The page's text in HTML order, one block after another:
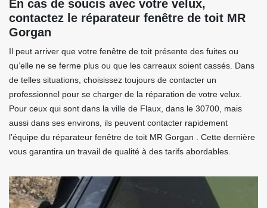
En cas de soucis avec votre velux,
contactez le réparateur fenêtre de toit MR
Gorgan
Il peut arriver que votre fenêtre de toit présente des fuites ou
qu’elle ne se ferme plus ou que les carreaux soient cassés. Dans
de telles situations, choisissez toujours de contacter un
professionnel pour se charger de la réparation de votre velux.
Pour ceux qui sont dans la ville de Flaux, dans le 30700, mais
aussi dans ses environs, ils peuvent contacter rapidement
l’équipe du réparateur fenêtre de toit MR Gorgan . Cette dernière
vous garantira un travail de qualité à des tarifs abordables.